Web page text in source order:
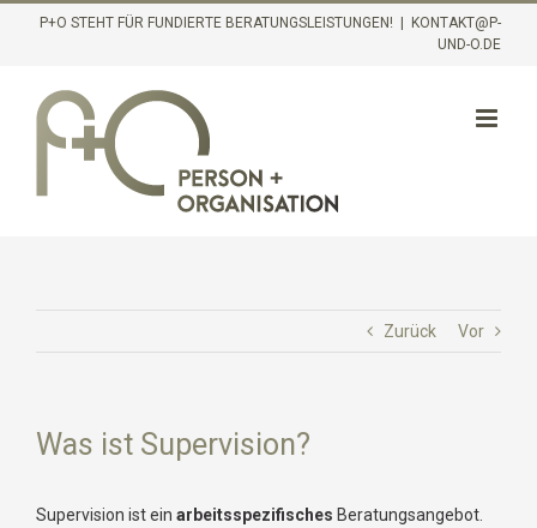
springen
P+O STEHT FÜR FUNDIERTE BERATUNGSLEISTUNGEN!
KONTAKT@P-
UND-O.DE
Zurück Vor
Was ist Supervision?
Supervision ist ein arbeitsspezifisches Beratungsangebot.